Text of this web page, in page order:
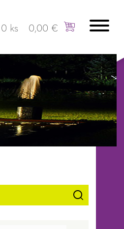
0 ks 0,00 €